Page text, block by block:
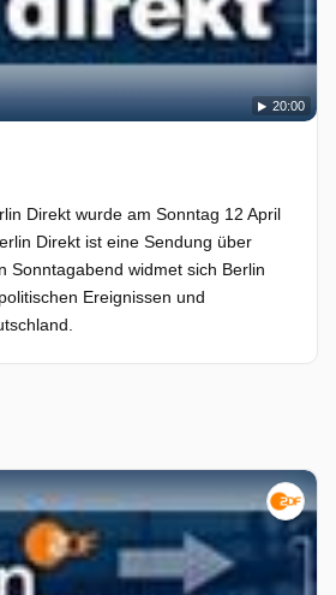
20:00
Direkt wurde am Sonntag 12 April
Direkt ist eine Sendung über
Sonntagabend widmet sich Berlin
Ereignissen und